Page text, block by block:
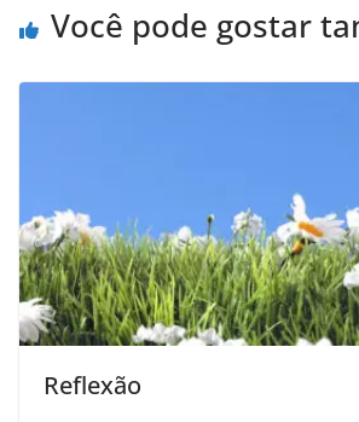
Você pode gostar
Reflexão